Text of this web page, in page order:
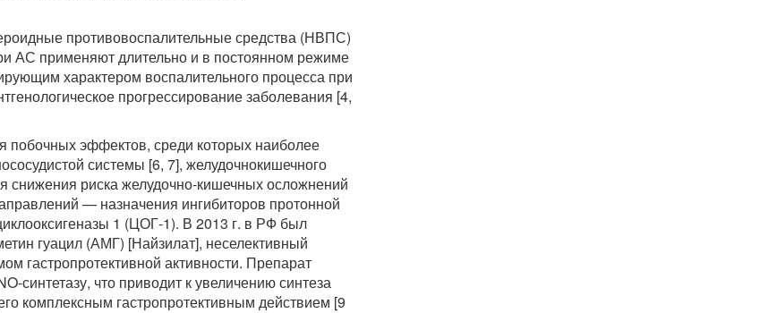
противовоспалительные средства (НВПС)
АС применяют длительно и в постоянном режиме
характером воспалительного процесса при
прогрессирование заболевания [4,
побочных эффектов, среди которых наиболее
системы [6, 7], желудочнокишечного
снижения риска желудочно-кишечных осложнений
— назначения ингибиторов протонной
1 (ЦОГ-1). В 2013 г. в РФ был
гуацил (АМГ) [Найзилат], неселективный
гастропротективной активности. Препарат
синтетазу, что приводит к увеличению синтеза
комплексным гастропротективным действием [9